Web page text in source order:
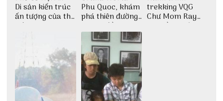
Di sản kiến trúc
ấn tượng của thế
giới
Phu Quoc, khám
phá thiên đường
giải trí đầy sôi
động
trekking VQG
Chư Mom Ray
tìm về núi rừng